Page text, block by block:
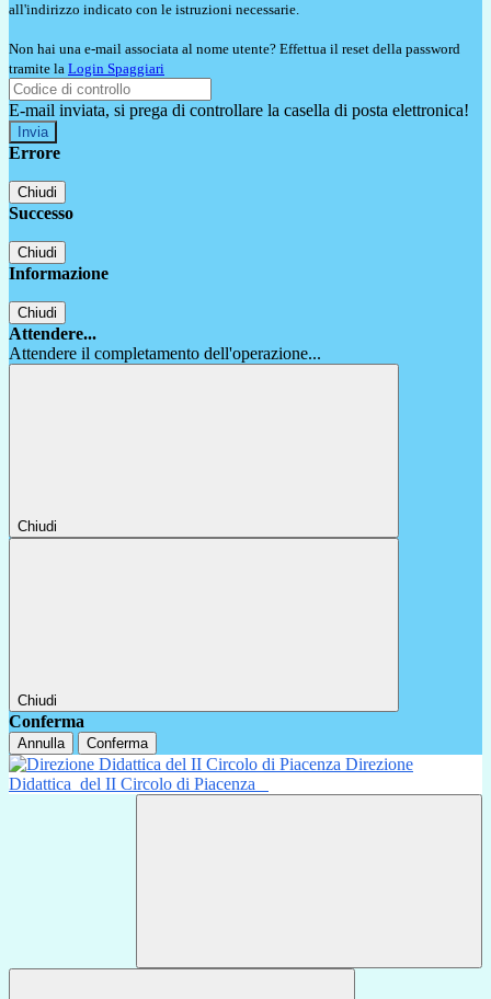
all'indirizzo indicato con le istruzioni necessarie.
Non hai una e-mail associata al nome utente? Effettua il reset della password
tramite la Login Spaggiari
E-mail inviata, si prega di controllare la casella di posta elettronica!
Errore
Chiudi
Successo
Chiudi
Informazione
Chiudi
Attendere...
Attendere il completamento dell'operazione...
Chiudi
Chiudi
Conferma
Annulla Conferma
Direzione
Didattica del II Circolo di Piacenza